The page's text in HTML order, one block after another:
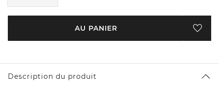
AU PANIER
Description du produit